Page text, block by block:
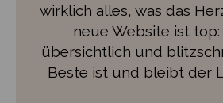
Im Shop in Ehrenfeld
und freundliche
affektiertes Gehabe durch
seine